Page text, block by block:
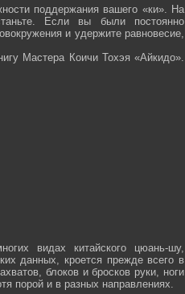
поддержания вашего «ки». На
Если вы были постоянно
и удержите равновесие,
Мастера Коичи Тохэя «Айкидо».
видах китайского цюань-шу,
данных, кроется прежде всего в
блоков и бросков руки, ноги
порой и в разных направлениях.